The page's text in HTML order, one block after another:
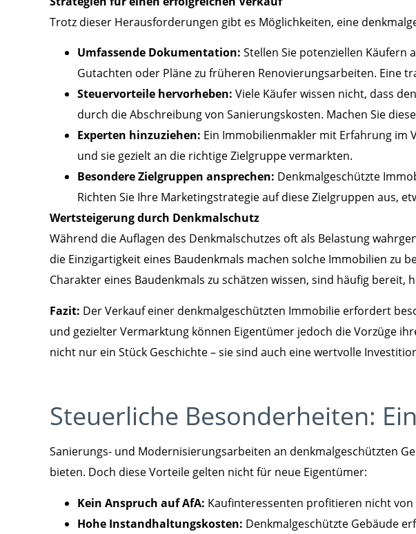
Trotz dieser Herausforderungen gibt es Möglichkeiten, eine
Umfassende Dokumentation: Stellen Sie potenziellen Käufern
Gutachten oder Pläne zu früheren Renovierungsarbeiten. Eine
Steuervorteile hervorheben: Viele Käufer wissen nicht, dass
durch die Abschreibung von Sanierungskosten. Machen Sie
Experten hinzuziehen: Ein Immobilienmakler mit Erfahrung im
und sie gezielt an die richtige Zielgruppe vermarkten.
Besondere Zielgruppen ansprechen: Denkmalgeschützte
Richten Sie Ihre Marketingstrategie auf diese Zielgruppen aus,
Wertsteigerung durch Denkmalschutz
Während die Auflagen des Denkmalschutzes oft als Belastung
die Einzigartigkeit eines Baudenkmals machen solche Immobilien zu
Charakter eines Baudenkmals zu schätzen wissen, sind häufig bereit,
Fazit: Der Verkauf einer denkmalgeschützten Immobilie erfordert
und gezielter Vermarktung können Eigentümer jedoch die Vorzüge
nicht nur ein Stück Geschichte – sie sind auch eine wertvolle
Steuerliche Besonderheiten:
Sanierungs- und Modernisierungsarbeiten an denkmalgeschützten
bieten. Doch diese Vorteile gelten nicht für neue Eigentümer:
Kein Anspruch auf AfA: Kaufinteressenten profitieren nicht
Hohe Instandhaltungskosten: Denkmalgeschützte Gebäude